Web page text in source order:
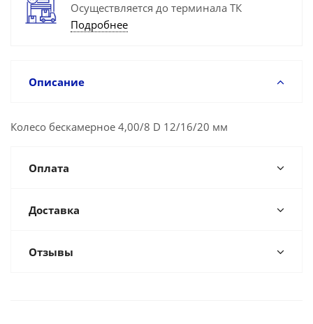
Осуществляется до терминала ТК
Подробнее
Описание
Колесо бескамерное 4,00/8 D 12/16/20 мм
Оплата
Доставка
Отзывы